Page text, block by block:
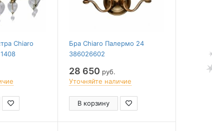
Chiaro
Бра Chiaro Палермо 24
386026602
28 650 руб.
Уточняйте наличие
В корзину